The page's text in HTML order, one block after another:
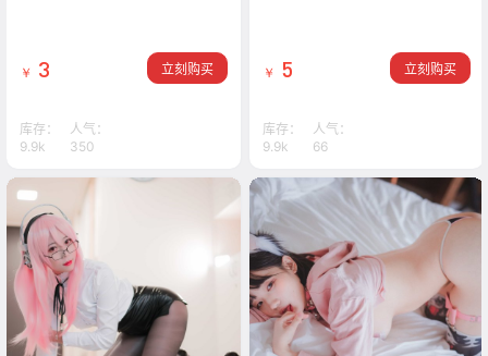
￥ 3 立刻购买
库存：
9.9k
人气：
350
￥ 5 立刻购买
库存：
9.9k
人气：
66